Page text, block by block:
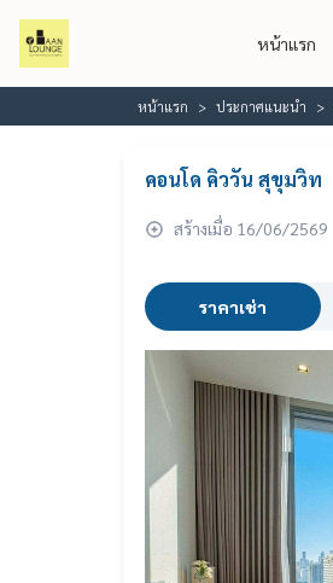
หน้าแรก
หน้าแรก ประกาศแนะนำ
คอนโด คิววัน สุขุมวิท
สร้างเมื่อ 16/06/2569
ราคาเช่า